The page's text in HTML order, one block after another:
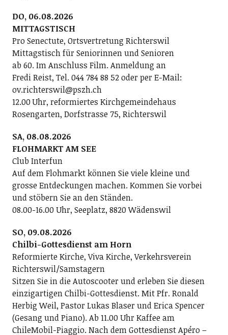
DO, 06.08.2026
MITTAGSTISCH
Pro Senectute, Ortsvertretung Richterswil
Mittagstisch für Seniorinnen und Senioren
ab 60. Im Anschluss Film. Anmeldung an
Fredi Reist, Tel. 044 784 88 52 oder per E-Mail:
ov.richterswil@pszh.ch
12.00 Uhr, reformiertes Kirchgemeindehaus
Rosengarten, Dorfstrasse 75, Richterswil
SA, 08.08.2026
FLOHMARKT AM SEE
Club Interfun
Auf dem Flohmarkt können Sie viele kleine und
grosse Entdeckungen machen. Kommen Sie vorbei
und stöbern Sie an den Ständen.
08.00-16.00 Uhr, Seeplatz, 8820 Wädenswil
SO, 09.08.2026
Chilbi-Gottesdienst am Horn
Reformierte Kirche, Viva Kirche, Verkehrsverein
Richterswil/Samstagern
Sitzen Sie in die Autoscooter und erleben Sie diesen
einzigartigen Chilbi-Gottesdienst. Mit Pfr. Ronald
Herbig Weil, Pastor Lukas Blaser und Erica Spencer
(Gesang und Piano). Ab 11.00 Uhr Kaffee am
ChileMobil-Piaggio. Nach dem Gottesdienst Apéro –